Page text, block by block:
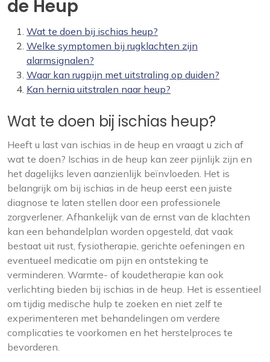
de Heup
Wat te doen bij ischias heup?
Welke symptomen bij rugklachten zijn
alarmsignalen?
Waar kan rugpijn met uitstraling op duiden?
Kan hernia uitstralen naar heup?
Wat te doen bij ischias heup?
Heeft u last van ischias in de heup en vraagt u zich af
wat te doen? Ischias in de heup kan zeer pijnlijk zijn en
het dagelijks leven aanzienlijk beïnvloeden. Het is
belangrijk om bij ischias in de heup eerst een juiste
diagnose te laten stellen door een professionele
zorgverlener. Afhankelijk van de ernst van de klachten
kan een behandelplan worden opgesteld, dat vaak
bestaat uit rust, fysiotherapie, gerichte oefeningen en
eventueel medicatie om pijn en ontsteking te
verminderen. Warmte- of koudetherapie kan ook
verlichting bieden bij ischias in de heup. Het is essentieel
om tijdig medische hulp te zoeken en niet zelf te
experimenteren met behandelingen om verdere
complicaties te voorkomen en het herstelproces te
bevorderen.